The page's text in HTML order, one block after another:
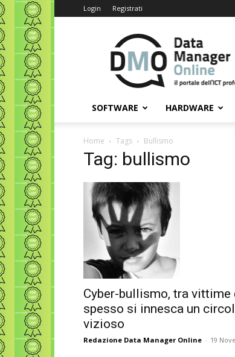
Login Registrati
Data
Manager
Online
SOFTWARE HARDWARE
Home Tags Bullismo
Tag: bullismo
Cyber-bullismo, tra vittime
spesso si innesca un
vizioso
Redazione Data Manager Online - 19